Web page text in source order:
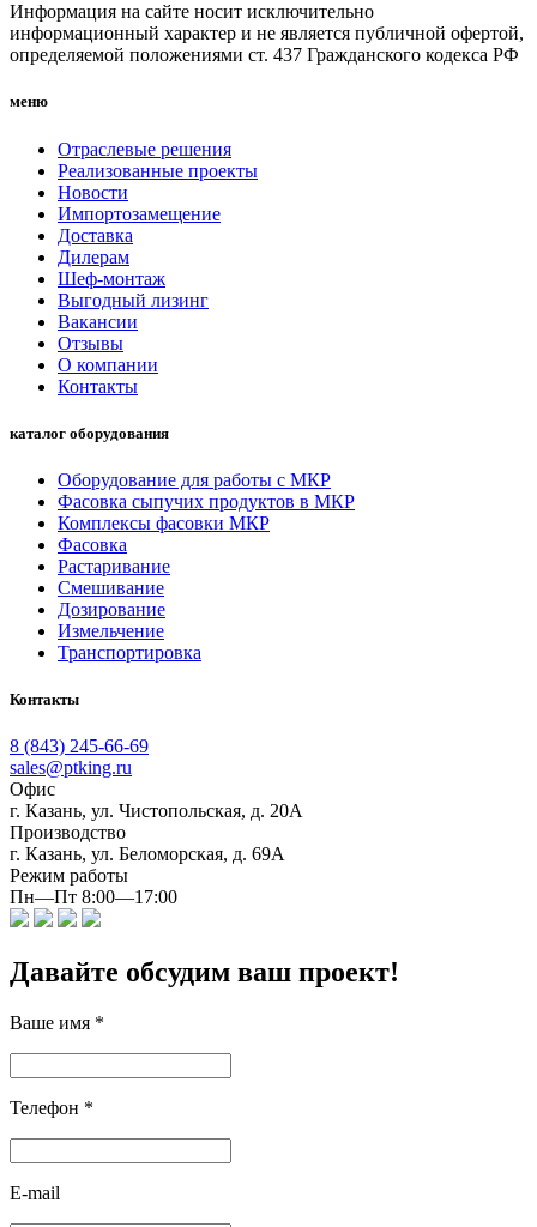
Информация на сайте носит исключительно
информационный характер и не является публичной офертой,
определяемой положениями ст. 437 Гражданского кодекса РФ
меню
Отраслевые решения
Реализованные проекты
Новости
Импортозамещение
Доставка
Дилерам
Шеф-монтаж
Выгодный лизинг
Вакансии
Отзывы
О компании
Контакты
каталог оборудования
Оборудование для работы с МКР
Фасовка сыпучих продуктов в МКР
Комплексы фасовки МКР
Фасовка
Растаривание
Смешивание
Дозирование
Измельчение
Транспортировка
Контакты
8 (843) 245-66-69
sales@ptking.ru
Офис
г. Казань, ул. Чистопольская, д. 20А
Производство
г. Казань, ул. Беломорская, д. 69А
Режим работы
Пн—Пт 8:00—17:00
Давайте обсудим ваш проект!
Ваше имя *
Телефон *
E-mail